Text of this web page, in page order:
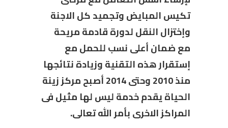
تكيس المبايض وتجميد كل الاجنة
وإختزال النقل لدورة قادمة مريحة
مع ضمان أعلى نسب للحمل مع
إستقرار هذه التقنية وزيادة نتائجها
منذ 2010 وحتى 2014 أصبح مركز زينة
الحياة يقدم خدمة ليس لها مثيل فى
المراكز الاخرى بأمر الله تعالى.